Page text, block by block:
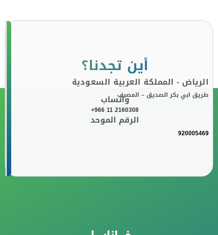
أين تجدنا؟
الرياض - المملكة العربية السعودية
طريق ابي بكر الصديق – المصيفواتساب
+966 11 2160308
الرقم الموحد
920005469